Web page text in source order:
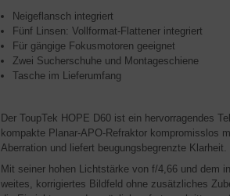
Neigeflansch integriert
Fünf Linsen: Vollformat-Flattener integriert
Für gängige Fokusmotoren geeignet
Zwei Sucherschuhe und Montageschiene
Tasche im Lieferumfang
Der ToupTek HOPE D60 ist ein hervorragendes
kompakte Planar-APO-Refraktor kompromisslos
Aberration und liefert beugungsbegrenzte Klarheit.
Mit seiner hohen Lichtstärke von f/4,66 und dem
weites, korrigiertes Bildfeld ohne zusätzliches